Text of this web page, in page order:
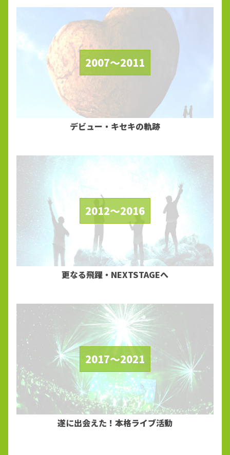
2007～2011
デビュー・キセキの軌跡
2012～2016
更なる飛躍・NEXTSTAGEへ
2017～2021
遂に出会えた！本格ライブ活動